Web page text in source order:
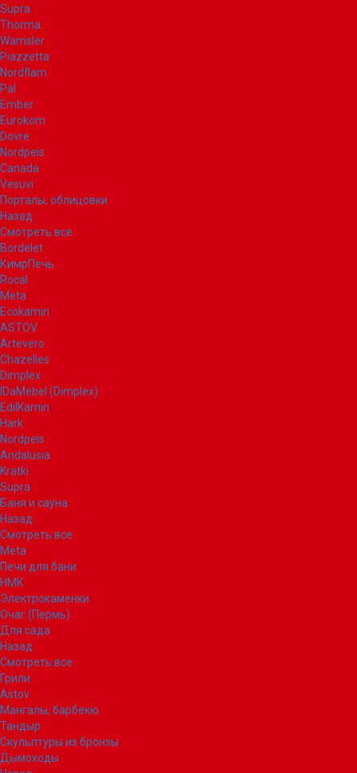
Supra
Thorma
Wamsler
Piazzetta
Nordflam
Pal
Ember
Eurokom
Dovre
Nordpeis
Canada
Vesuvi
Порталы, облицовки
Назад
Смотреть все
Bordelet
КимрПечь
Rocal
Meta
Ecokamin
ASTOV
Artevero
Chazelles
Dimplex
IDaMebel (Dimplex)
EdilKamin
Hark
Nordpeis
Andalusia
Kratki
Supra
Баня и сауна
Назад
Смотреть все
Meta
Печи для бани
НМК
Электрокаменки
Очаг (Пермь)
Для сада
Назад
Смотреть все
Грили
Astov
Мангалы, барбекю
Тандыр
Скульптуры из бронзы
Дымоходы